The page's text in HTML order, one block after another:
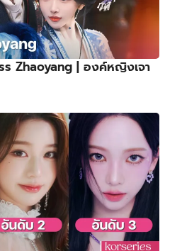
Zhaoyang | องค์หญิงเจา